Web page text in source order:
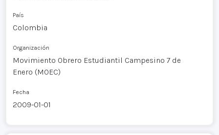
País
Colombia
Organización
Movimiento Obrero Estudiantil Campesino 7 de
Enero (MOEC)
Fecha
2009-01-01